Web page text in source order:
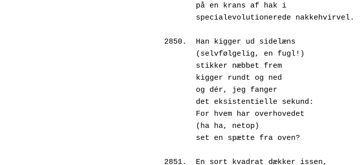
       på en krans af hak i
       specialevolutionerede nakkehvirvel.
2850.  Han kigger ud sidelæns
       (selvfølgelig, en fugl!)
       stikker næbbet frem
       kigger rundt og ned
       og dér, jeg fanger
       det eksistentielle sekund:
       For hvem har overhovedet
       (ha ha, netop)
       set en spætte fra oven?
2851.  En sort kvadrat dækker issen,